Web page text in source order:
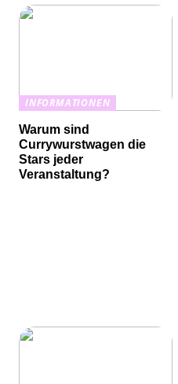
INFORMATIONEN
Warum sind
Currywurstwagen die
Stars jeder
Veranstaltung?